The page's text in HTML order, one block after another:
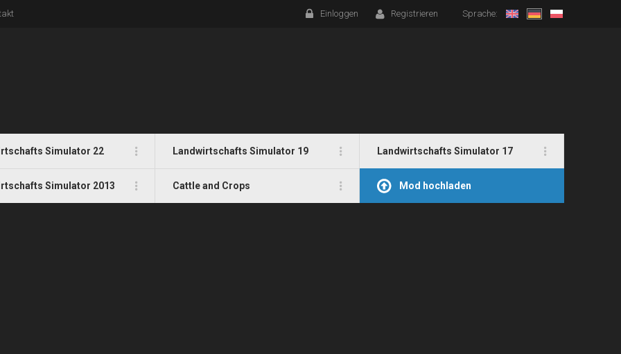
Einloggen Registrieren Sprache:
Simulator 22 Landwirtschafts Simulator 19 Landwirtschafts Simulator 17
Simulator 2013 Cattle and Crops Mod hochladen